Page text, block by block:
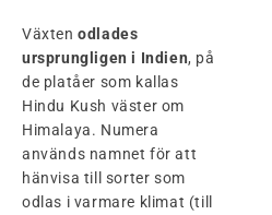
Växtenodlades
ursprungligen i Indien, på
de platåer som kallas
Hindu Kush väster om
Himalaya. Numera
används namnet för att
hänvisa till sorter som
odlas i varmare klimat (till